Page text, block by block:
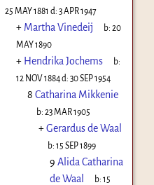
25 MAY 1881 d: 3 APR 1947
+ Martha Vinedeij b:20
MAY 1890
+ Hendrika Jochems
b:
12 NOV 1884d: 30 SEP 1954
8 Catharina Mikkenie
b:23 MAR 1905
+Gerardus de Waal
b:15 SEP 1899
9 Alida Catharina
de Waal
b:15